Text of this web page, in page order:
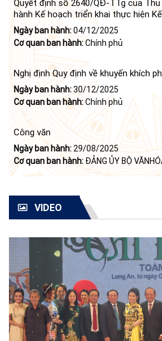
Quyết định số 2640/QĐ-TTg của Thủ
hành Kế hoạch triển khai thực hiện
ngày 21 tháng 6 năm 2024 của Bộ
hiện Nghị quyết số 23-NQ/TW ngày
của Bộ Chính trị (khóa X) về "tiếp tục
văn học, nghệ thuật trong thời kỳ mới"
Ngày ban hành:04/12/2025
Cơ quan ban hành:Chính phủ
Nghị định Quy định về khuyến khích
Ngày ban hành:30/12/2025
Cơ quan ban hành:Chính phủ
Công văn
Ngày ban hành: 29/08/2025
Cơ quan ban hành: ĐẢNG ỦY BỘ
VIDEO